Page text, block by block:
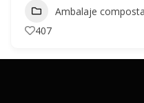
Ambalaje
407